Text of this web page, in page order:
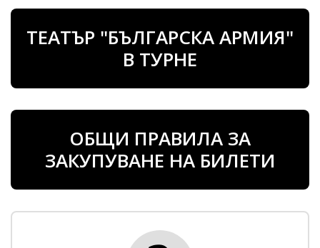
ТЕАТЪР "БЪЛГАРСКА АРМИЯ"
В ТУРНЕ
ОБЩИ ПРАВИЛА ЗА
ЗАКУПУВАНЕ НА БИЛЕТИ